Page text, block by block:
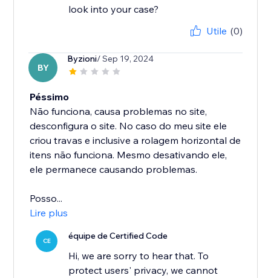
look into your case?
Utile (0)
BY
Byzioni/ Sep 19, 2024
Péssimo
Não funciona, causa problemas no site,
desconfigura o site. No caso do meu site ele
criou travas e inclusive a rolagem horizontal de
itens não funciona. Mesmo desativando ele,
ele permanece causando problemas.
Posso...
Lire plus
CE équipe de Certified Code
Hi, we are sorry to hear that. To
protect users' privacy, we cannot